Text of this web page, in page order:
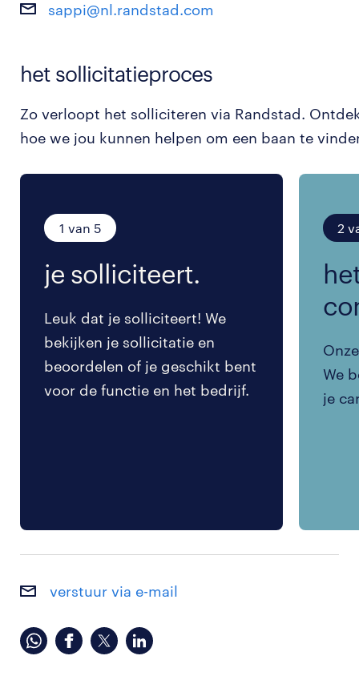
sappi@nl.randstad.com
het sollicitatieproces
Zo verloopt het solliciteren via Randstad.
hoe we jou kunnen helpen om een baan te
1 van 5
je solliciteert.
Leuk dat je solliciteert! We
bekijken je sollicitatie en
beoordelen of je geschikt bent
voor de functie en het bedrijf.
2
We
je
verstuur via e-mail